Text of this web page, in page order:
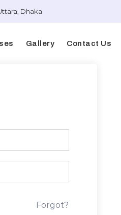
Dhaka
Gallery Contact Us
Forgot?